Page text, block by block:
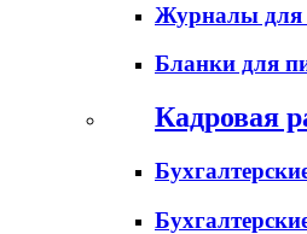
Журналы для
Бланки для
Кадровая